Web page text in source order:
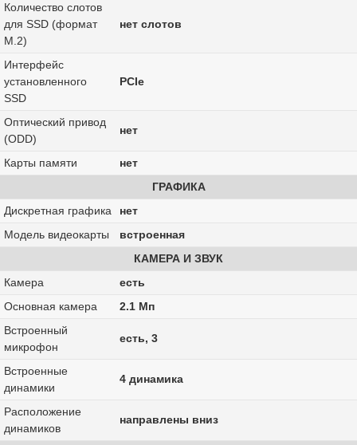
Количество слотов
для SSD (формат
M.2)
нет слотов
Интерфейс
установленного
SSD
PCIe
Оптический привод
(ODD)
нет
Карты памяти
нет
ГРАФИКА
Дискретная графика
нет
Модель видеокарты
встроенная
КАМЕРА И ЗВУК
Камера
есть
Основная камера
2.1 Мп
Встроенный
микрофон
есть, 3
Встроенные
динамики
4 динамика
Расположение
динамиков
направлены вниз